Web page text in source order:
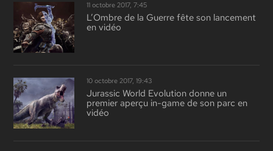
11 octobre 2017, 7:45
L’Ombre de la Guerre fête son lancement
en vidéo
10 octobre 2017, 19:43
Jurassic World Evolution donne un
premier aperçu in-game de son parc en
vidéo